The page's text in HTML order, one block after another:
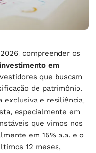
compreender os
investimento em
que buscam
de patrimônio.
exclusiva e resiliência,
especialmente em
que vimos nos
em 15% a.a. e o
12 meses,